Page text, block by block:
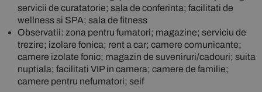
servicii de curatatorie; sala de conferinta; facilitati de
wellness si SPA; sala de fitness
Observatii: zona pentru fumatori; magazine; serviciu de
trezire; izolare fonica; rent a car; camere comunicante;
camere izolate fonic; magazin de suveniruri/cadouri; suita
nuptiala; facilitati VIP in camera; camere de familie;
camere pentru nefumatori; seif